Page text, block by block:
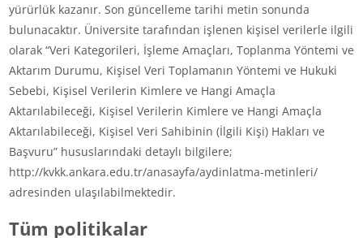
yürürlük kazanır. Son güncelleme tarihi metin sonunda
bulunacaktır. Üniversite tarafından işlenen kişisel verilerle ilgili
olarak “Veri Kategorileri, İşleme Amaçları, Toplanma Yöntemi ve
Aktarım Durumu, Kişisel Veri Toplamanın Yöntemi ve Hukuki
Sebebi, Kişisel Verilerin Kimlere ve Hangi Amaçla
Aktarılabileceği, Kişisel Verilerin Kimlere ve Hangi Amaçla
Aktarılabileceği, Kişisel Veri Sahibinin (İlgili Kişi) Hakları ve
Başvuru” hususlarındaki detaylı bilgilere;
http://kvkk.ankara.edu.tr/anasayfa/aydinlatma-metinleri/
adresinden ulaşılabilmektedir.
Tüm politikalar